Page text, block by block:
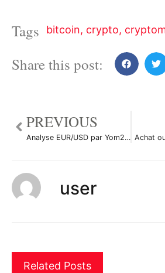
Tags bitcoin, crypto,
Share this post:
PREVIOUS
Analyse EUR/USD par Yom2123 Achat
user
Related Posts